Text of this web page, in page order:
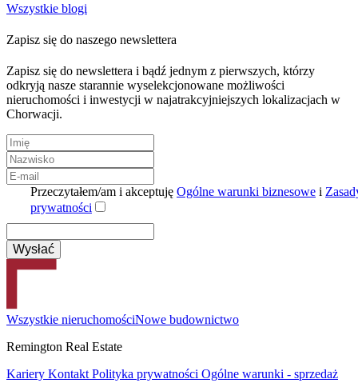
Wszystkie blogi
Zapisz się do naszego newslettera
Zapisz się do newslettera i bądź jednym z pierwszych, którzy
odkryją nasze starannie wyselekcjonowane możliwości
nieruchomości i inwestycji w najatrakcyjniejszych lokalizacjach w
Chorwacji.
Przeczytałem/am i akceptuję Ogólne warunki biznesowe i
prywatności
Wszystkie nieruchomościNowe budownictwo
Remington Real Estate
Kariery Kontakt Polityka prywatności Ogólne warunki - sprzedaż